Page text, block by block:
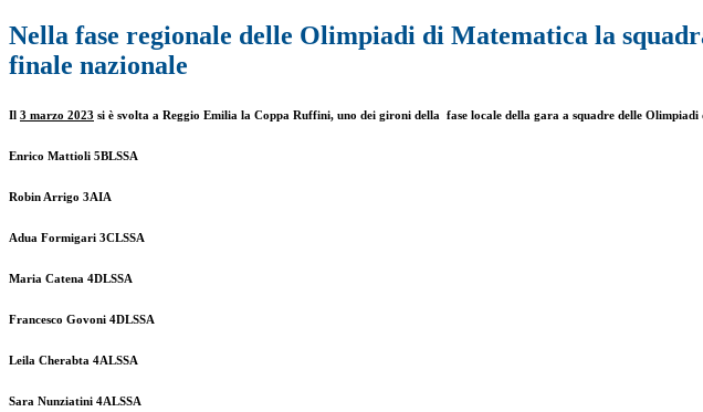
Nella fase regionale delle Olimpiadi di Matematica la
finale nazionale
Il 3 marzo 2023 si è svolta a Reggio Emilia la Coppa Ruffini, uno dei gironi della fase locale della gara a squadre delle
Enrico Mattioli 5BLSSA
Robin Arrigo 3AIA
Adua Formigari 3CLSSA
Maria Catena 4DLSSA
Francesco Govoni 4DLSSA
Leila Cherabta 4ALSSA
Sara Nunziatini 4ALSSA